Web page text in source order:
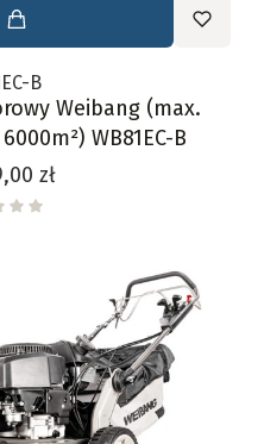
B
Weibang (max.
WB81EC-B
zł